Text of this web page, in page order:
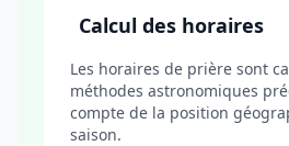
Calcul des horaires
Les horaires de prière sont
méthodes astronomiques
compte de la position
saison.